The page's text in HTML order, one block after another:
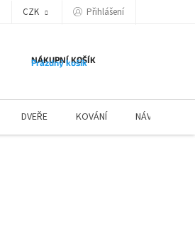
CZK Přihlášení
NÁKUPNÍ KOŠÍK
Prázdný košík
DVEŘE KOVÁNÍ NÁVODY